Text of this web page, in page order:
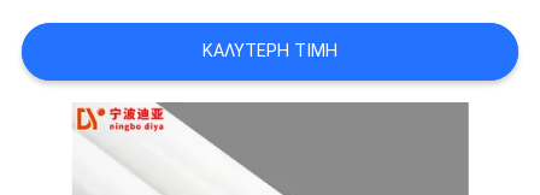
ΈΝΑ
ΑΠΌΣΠΑΣΜΑ
SITEMAP
ΚΑΛΎΤΕΡΗ ΤΙΜΉ